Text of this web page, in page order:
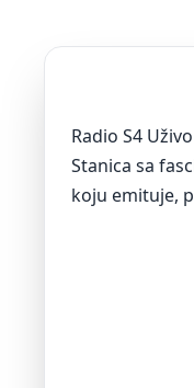
Radio S4
Stanica sa
koju emituje,